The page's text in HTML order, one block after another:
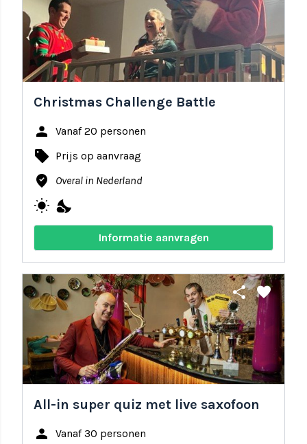
Christmas Challenge Battle
person Vanaf 20 personen
local_offer Prijs op aanvraag
where_to_vote Overal in Nederland
wb_sunny nights_stay
Informatie aanvragen
share favorite
All-in super quiz met live saxofoon
person Vanaf 30 personen